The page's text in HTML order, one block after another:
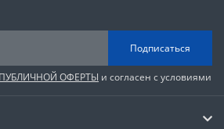
Подписаться
ОФЕРТЫ и согласен с условиями